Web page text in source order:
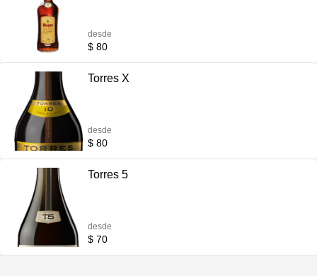
desde
$ 80
Torres X
desde
$ 80
Torres 5
desde
$ 70